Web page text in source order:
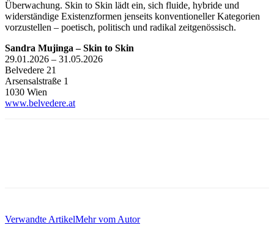
Überwachung. Skin to Skin lädt ein, sich fluide, hybride und
widerständige Existenzformen jenseits konventioneller Kategorien
vorzustellen – poetisch, politisch und radikal zeitgenössisch.
Sandra Mujinga – Skin to Skin
29.01.2026 – 31.05.2026
Belvedere 21
Arsensalstraße 1
1030 Wien
www.belvedere.at
Verwandte ArtikelMehr vom Autor